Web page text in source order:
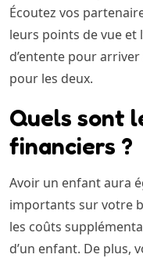
Écoutez vos
leurs points de vue et
d’entente pour
pour les deux.
Quels sont
financiers ?
Avoir un enfant aura
importants sur votre
les coûts
d’un enfant. De plus,